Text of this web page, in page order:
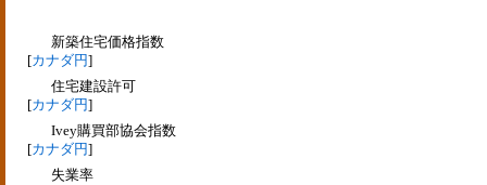
新築住宅価格指数
[カナダ円]
住宅建設許可
[カナダ円]
Ivey購買部協会指数
[カナダ円]
失業率